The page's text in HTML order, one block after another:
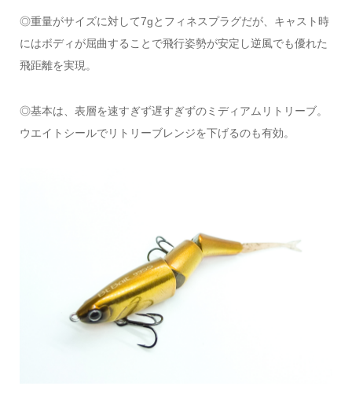
◎重量がサイズに対して7gとフィネスプラグだが、キャスト時
にはボディが屈曲することで飛行姿勢が安定し逆風でも優れた
飛距離を実現。
◎基本は、表層を速すぎず遅すぎずのミディアムリトリーブ。
ウエイトシールでリトリーブレンジを下げるのも有効。